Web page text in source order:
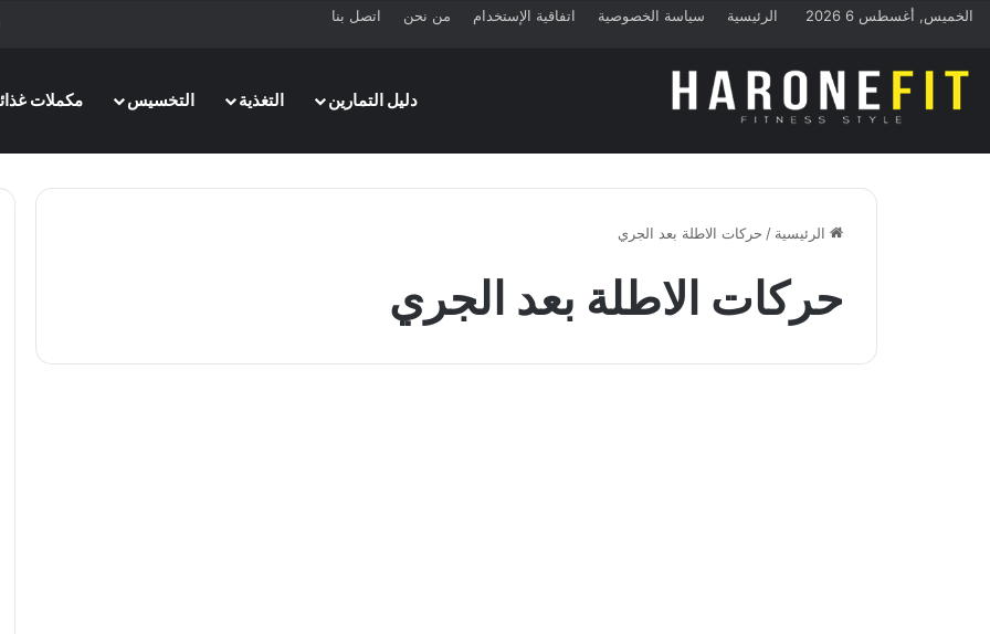
الخميس, أغسطس 6 2026 الرئيسية سياسة الخصوصية اتفاقية الإستخدام من نحن اتصل بنا
دليل التمارين
التغذية التخسيس مكملات
الرئيسية / حركات الاطلة بعد الجري
حركات الاطلة بعد الجري